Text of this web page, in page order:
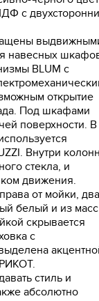
с
навесных
BLUM с
открытие
Под шкафами
поверхности. В
Внутри
стекла, и
движения.
от мойки, два
белый и из
скрывается
с
стиль и
абсолютно